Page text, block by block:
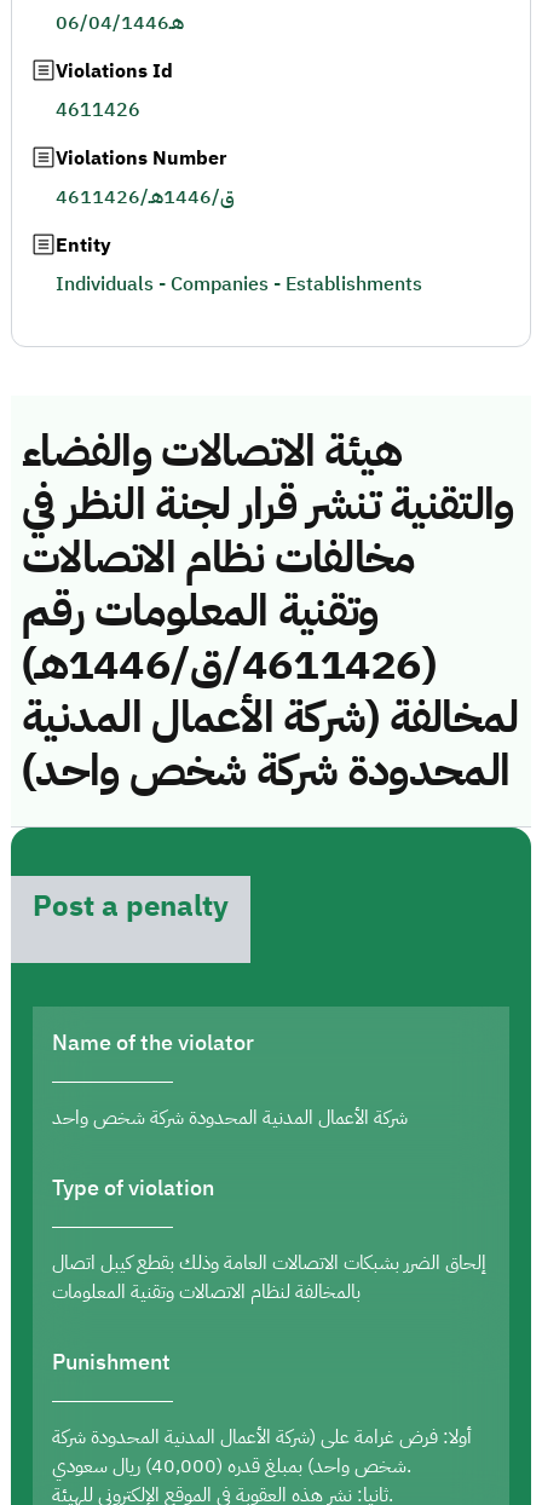
هيئة الاتصالات والفضاء
والتقنية تنشر قرار لجنة النظر في
مخالفات نظام الاتصالات
وتقنية المعلومات رقم
(4611426/ق/1446هـ)
لمخالفة (شركة الأعمال المدنية
المحدودة شركة شخص واحد)
Post a penalty
Name of the violator
شركة الأعمال المدنية المحدودة شركة شخص واحد
Type of violation
إلحاق الضرر بشبكات الاتصالات العامة وذلك بقطع كيبل اتصال
بالمخالفة لنظام الاتصالات وتقنية المعلومات
Punishment
أولا: فرض غرامة على (شركة الأعمال المدنية المحدودة شركة
شخص واحد) بمبلغ قدره (40,000) ريال سعودي.
ثانيا: نشر هذه العقوبة في الموقع الإلكتروني للهيئة.
06/04/1446هـ
Violations Id
4611426
Violations Number
4611426/ق/1446هـ
Entity
Individuals - Companies - Establishments